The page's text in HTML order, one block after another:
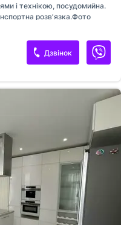
і технікою, посудомийна.
розвʼязка.Фото
Дзвінок